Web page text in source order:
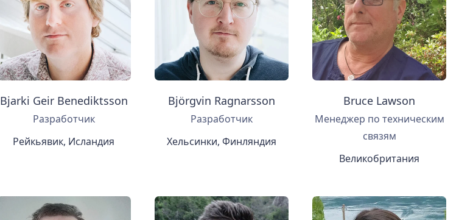
Bjarki Geir Benediktsson
Разработчик
Рейкьявик, Исландия
Björgvin Ragnarsson
Разработчик
Хельсинки, Финляндия
Bruce Lawson
Менеджер по техническим
связям
Великобритания